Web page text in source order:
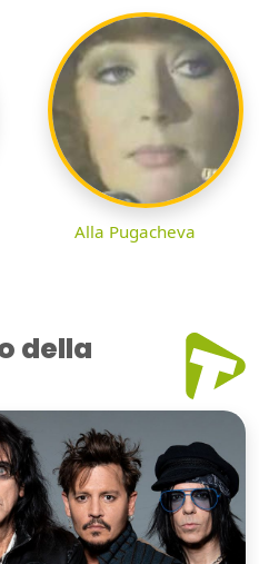
Alla Pugacheva
della